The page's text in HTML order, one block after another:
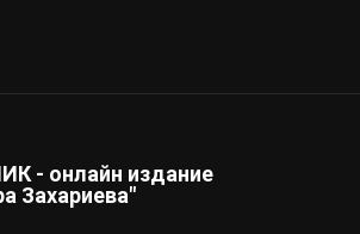
- онлайн издание
Захариева"